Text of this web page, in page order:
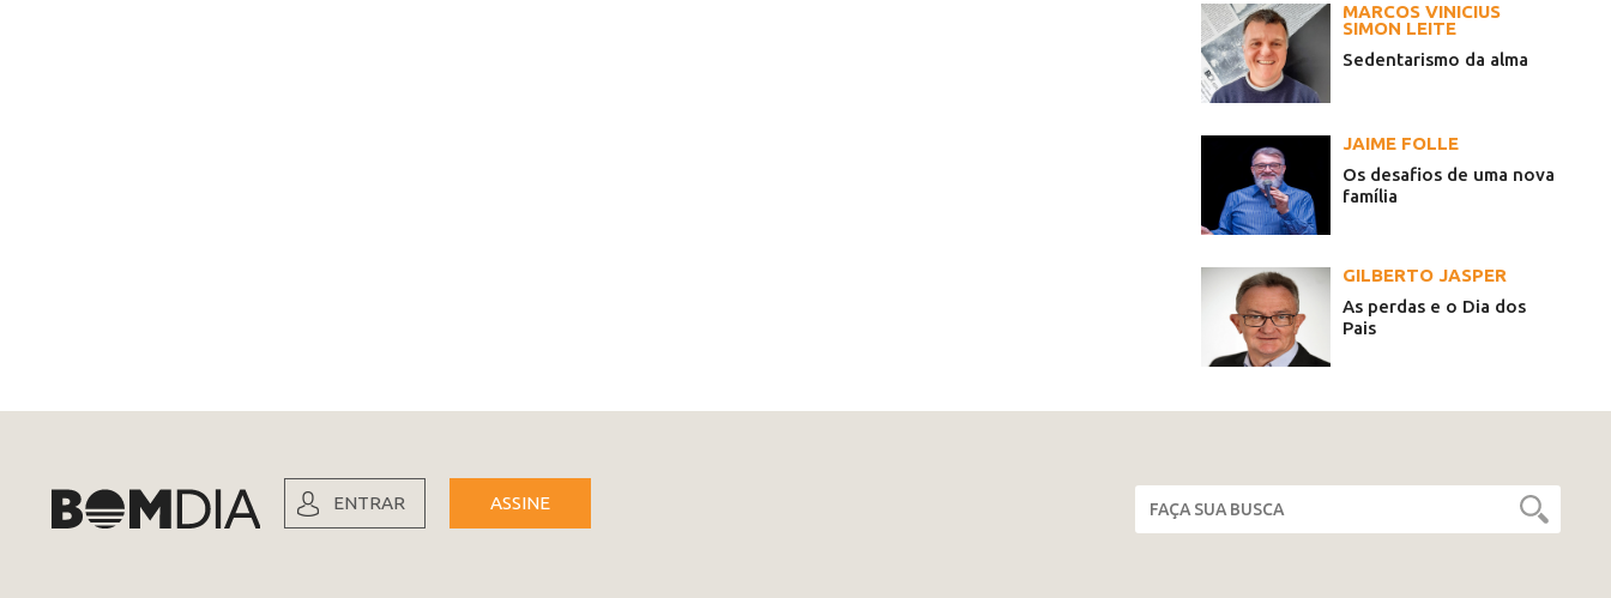
MARCOS VINICIUS
SIMON LEITE
Sedentarismo da alma
JAIME FOLLE
Os desafios de uma nova
família
GILBERTO JASPER
As perdas e o Dia dos
Pais
ENTRAR ASSINE